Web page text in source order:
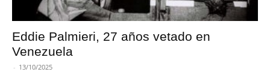
Eddie Palmieri, 27 años vetado en
Venezuela
- 13/10/2025